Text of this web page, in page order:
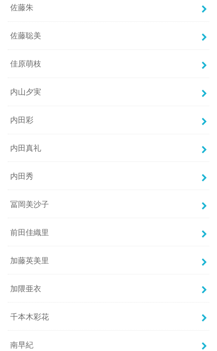
佐藤朱
佐藤聡美
佳原萌枝
内山夕実
内田彩
内田真礼
内田秀
冨岡美沙子
前田佳織里
加藤英美里
加隈亜衣
千本木彩花
南早紀